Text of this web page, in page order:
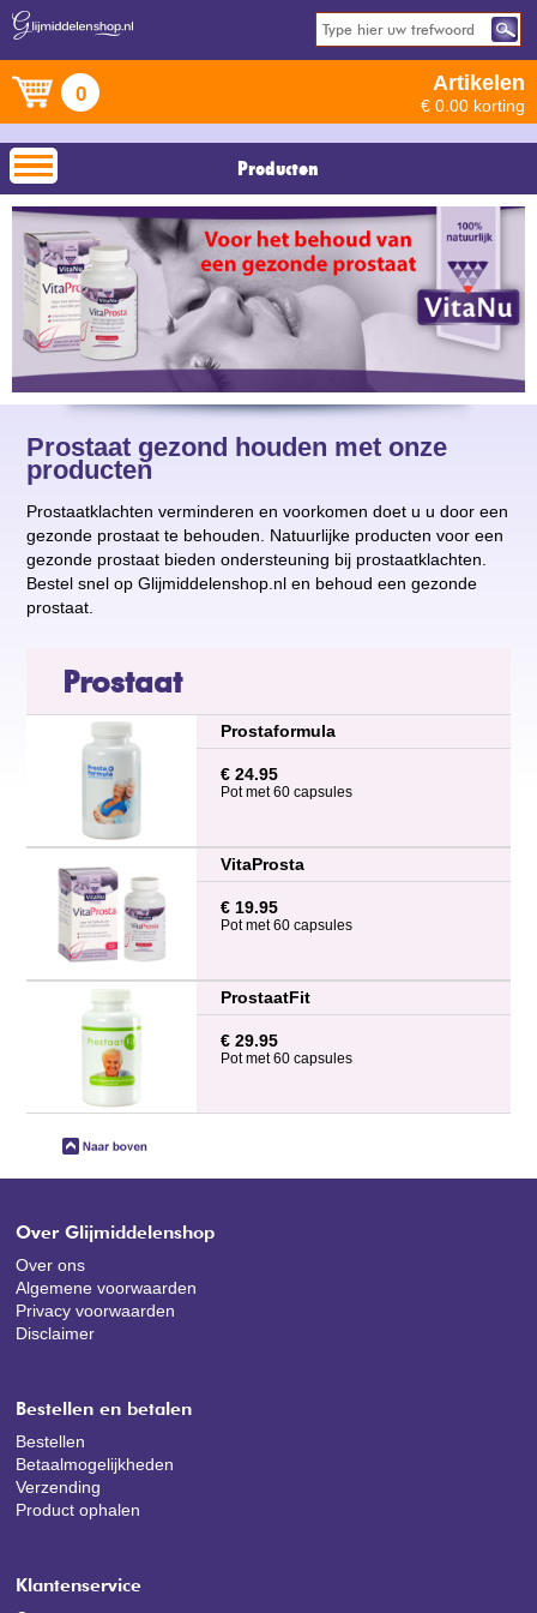
0 Artikelen
€ 0.00 korting
Producten
Prostaat gezond houden met onze
producten
Prostaatklachten verminderen en voorkomen doet u u door een
gezonde prostaat te behouden. Natuurlijke producten voor een
gezonde prostaat bieden ondersteuning bij prostaatklachten.
Bestel snel op Glijmiddelenshop.nl en behoud een gezonde
prostaat.
Prostaat
Prostaformula
€ 24.95
Pot met 60 capsules
VitaProsta
€ 19.95
Pot met 60 capsules
ProstaatFit
€ 29.95
Pot met 60 capsules
Over Glijmiddelenshop
Over ons
Algemene voorwaarden
Privacy voorwaarden
Disclaimer
Bestellen en betalen
Bestellen
Betaalmogelijkheden
Verzending
Product ophalen
Klantenservice